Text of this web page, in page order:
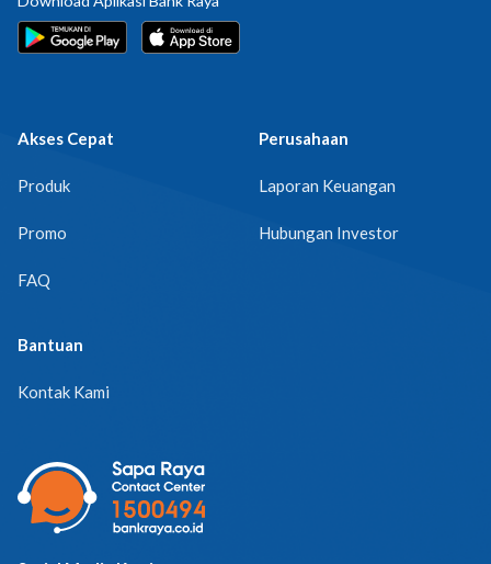
Akses Cepat
Produk
Promo
FAQ
Perusahaan
Laporan Keuangan
Hubungan Investor
Bantuan
Kontak Kami